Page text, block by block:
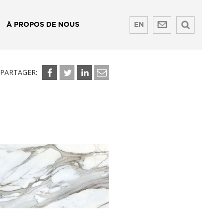
Å PROPOS DE NOUS EN
PARTAGER: